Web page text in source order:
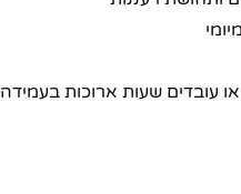
עובדים שעות ארוכות בעמידה